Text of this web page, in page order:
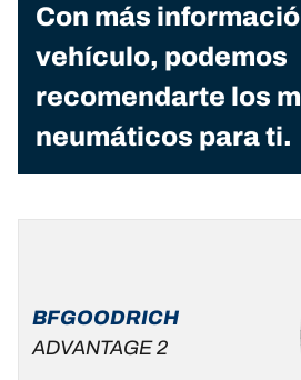
Con más
vehículo, podemos
recomendarte los
neumáticos para ti.
BFGOODRICH
ADVANTAGE 2